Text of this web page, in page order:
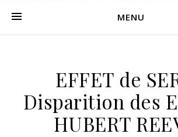
MENU
EFFET de
Disparition des
HUBERT